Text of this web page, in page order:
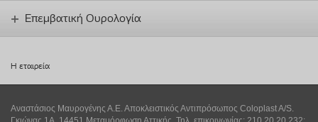
Επεμβατική Ουρολογία
Η εταιρεία
Αναστάσιος Μαυρογένης Α.Ε. Αποκλειστικός Αντιπρόσωπος Coloplast A/S.